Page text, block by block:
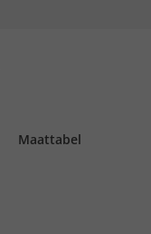
Maattabel